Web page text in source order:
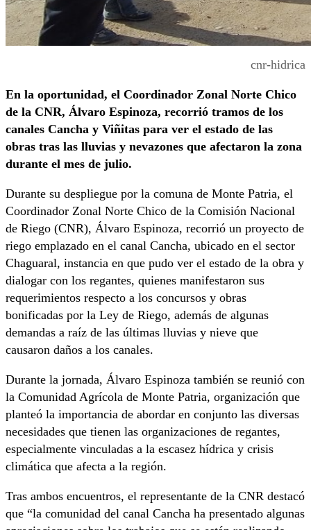
cnr-hidrica
En la oportunidad, el Coordinador Zonal Norte Chico
de la CNR, Álvaro Espinoza, recorrió tramos de los
canales Cancha y Viñitas para ver el estado de las
obras tras las lluvias y nevazones que afectaron la zona
durante el mes de julio.
Durante su despliegue por la comuna de Monte Patria, el
Coordinador Zonal Norte Chico de la Comisión Nacional
de Riego (CNR), Álvaro Espinoza, recorrió un proyecto de
riego emplazado en el canal Cancha, ubicado en el sector
Chaguaral, instancia en que pudo ver el estado de la obra y
dialogar con los regantes, quienes manifestaron sus
requerimientos respecto a los concursos y obras
bonificadas por la Ley de Riego, además de algunas
demandas a raíz de las últimas lluvias y nieve que
causaron daños a los canales.
Durante la jornada, Álvaro Espinoza también se reunió con
la Comunidad Agrícola de Monte Patria, organización que
planteó la importancia de abordar en conjunto las diversas
necesidades que tienen las organizaciones de regantes,
especialmente vinculadas a la escasez hídrica y crisis
climática que afecta a la región.
Tras ambos encuentros, el representante de la CNR destacó
que “la comunidad del canal Cancha ha presentado algunas